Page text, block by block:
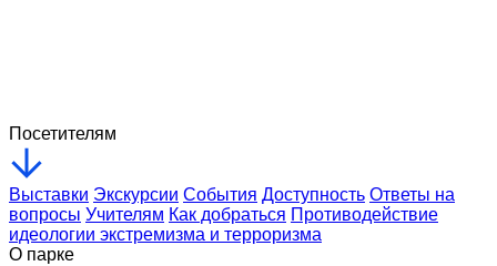
Посетителям
Выставки Экскурсии События Доступность Ответы на
вопросы Учителям Как добраться Противодействие
идеологии экстремизма и терроризма
О парке